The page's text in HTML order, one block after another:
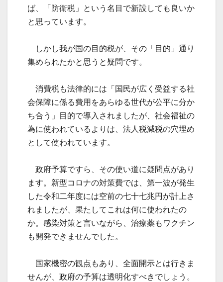
ば、「防衛税」という名目で新設しても良いか
と思っています。
しかし我が国の目的税が、その「目的」通り
集められたかと思うと疑問です。
消費税も法律的には「国民が広く受益する社
会保障に係る費用をあらゆる世代が公平に分か
ち合う」目的で導入されましたが、社会福祉の
為に使われているよりは、法人税減税の穴埋め
として使われています。
政府予算ですら、その使い道に疑問点があり
ます。新型コロナの対策費では、第一波が発生
した令和二年度には空前の七十七兆円が計上さ
れましたが、果たしてこれは何に使われたの
か。感染対策と言いながら、治療薬もワクチン
も開発できませんでした。
国家機密の観点もあり、全面開示とは行きま
せんが、政府の予算は透明化すべきでしょう。